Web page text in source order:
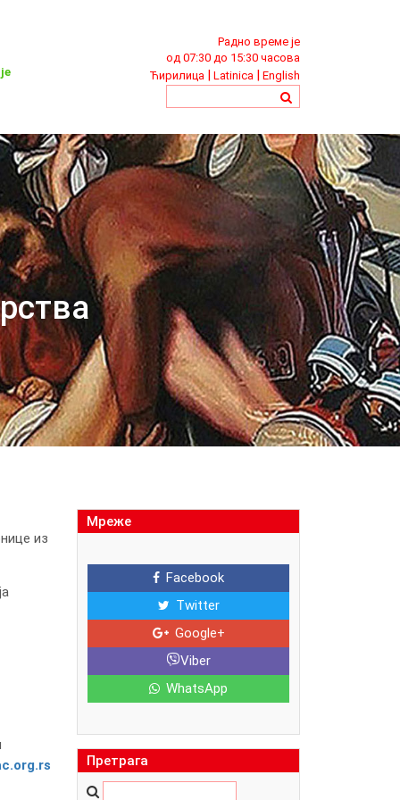
Радно време је
од 07:30 до 15:30 часова
Ћирилица | Latinica | English
из
Мреже
Facebook
Twitter
Google+
Viber
WhatsApp
Претрага